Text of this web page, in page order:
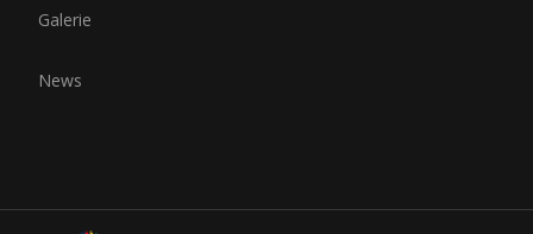
Galerie
News